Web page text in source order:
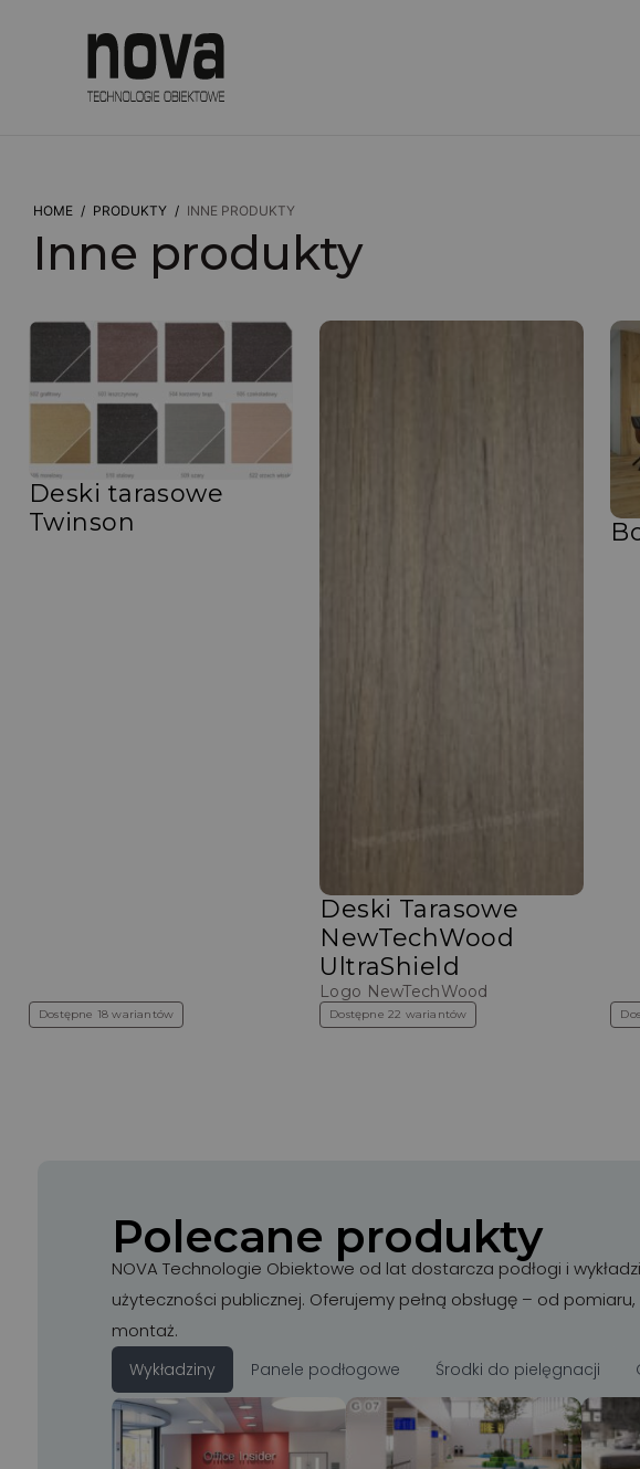
HOME / PRODUKTY / INNE PRODUKTY
Inne produkty
Deski tarasowe
Twinson
Dostępne 18 wariantów
Deski Tarasowe
NewTechWood
UltraShield
Logo NewTechWood
Dostępne 22 wariantów
Polecane produkty
NOVA Technologie Obiektowe od lat dostarcza podłogi i
użyteczności publicznej. Oferujemy pełną obsługę – od
montaż.
Wykładziny Panele podłogowe Środki do pielęgnacji